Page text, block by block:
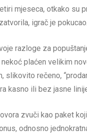
mjeseca, otkako su
igrač je pokucao.
razloge za
plaćen velikim
slikovito rečeno,
kasno ili bez jasne
zvuči kao paket
odnosno